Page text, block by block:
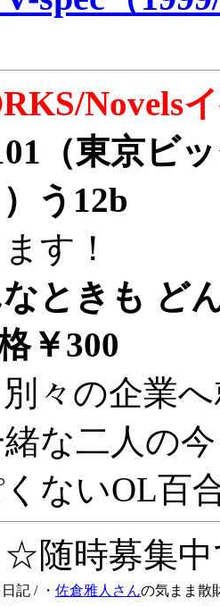
Novels
（東京ビ
う12b
す！
なときも ど
￥300
々の企業
な二人の
ないOL百
☆随時募集
記 / ・ 佐倉雅人さんの気まま散